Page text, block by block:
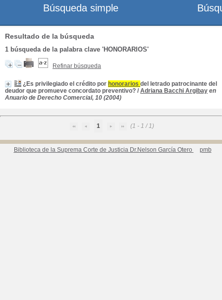
Resultado de la búsqueda
1 búsqueda de la palabra clave 'HONORARIOS'
Refinar búsqueda
¿Es privilegiado el crédito por honorarios del letrado patrocinante del
deudor que promueve concordato preventivo? / Adriana Bacchi Argibay en
Anuario de Derecho Comercial, 10 (2004)
1 (1 - 1 / 1)
Biblioteca de la Suprema Corte de Justicia Dr.Nelson García Otero pmb
Búsqueda simple